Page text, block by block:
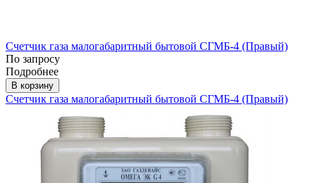
Счетчик газа малогабаритный бытовой СГМБ-4 (Правый)
По запросу
Подробнее
В корзину
Счетчик газа малогабаритный бытовой СГМБ-4 (Правый)